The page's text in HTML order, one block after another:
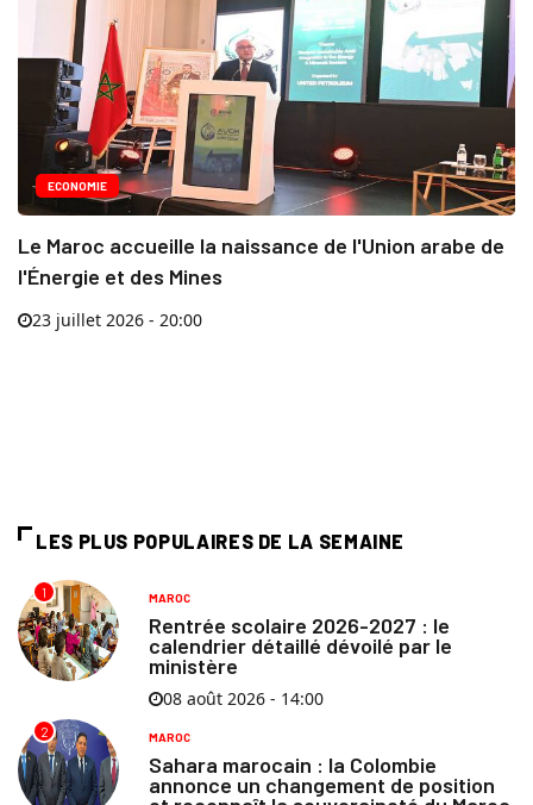
ECONOMIE
Le Maroc accueille la naissance de l'Union arabe de
l'Énergie et des Mines
23 juillet 2026 - 20:00
LES PLUS POPULAIRES DE LA SEMAINE
1 MAROC
Rentrée scolaire 2026-2027 : le
calendrier détaillé dévoilé par le
ministère
08 août 2026 - 14:00
2 MAROC
Sahara marocain : la Colombie
annonce un changement de position